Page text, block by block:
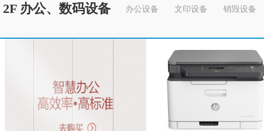
2F 办公、数码设备 办公设备 文印设备 销毁设备